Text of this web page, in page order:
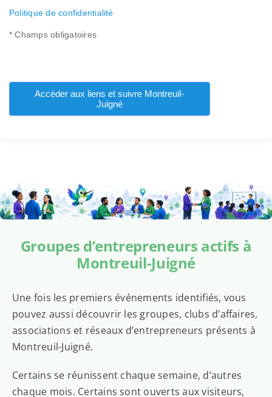
Politique de confidentialité
* Champs obligatoires
Accéder aux liens et suivre Montreuil-
Juigné
Groupes d’entrepreneurs actifs à
Montreuil-Juigné
Une fois les premiers événements identifiés, vous
pouvez aussi découvrir les groupes, clubs d’affaires,
associations et réseaux d’entrepreneurs présents à
Montreuil-Juigné.
Certains se réunissent chaque semaine, d’autres
chaque mois. Certains sont ouverts aux visiteurs,